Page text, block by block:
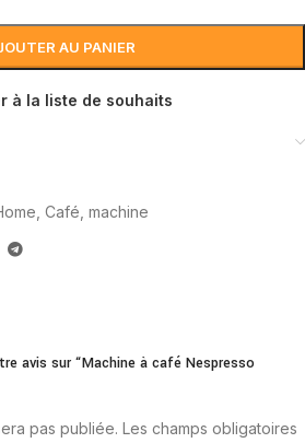
AU PANIER
à la liste de souhaits
, Café, machine
avis sur “Machine à café Nespresso
pas publiée. Les champs obligatoires